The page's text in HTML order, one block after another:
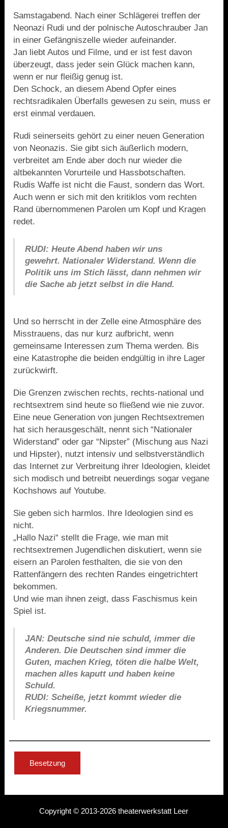
Samstagabend. Nach einer Schlägerei treffen der
Neonazi Rudi und der polnische Autoschrauber Jan
in einer Gefängniszelle wieder aufeinander.
Jan liebt Autos und Filme, und er ist fest davon
überzeugt, dass jeder sein Glück machen kann,
wenn er nur fleißig genug ist.
Den Schock, an diesem Abend Opfer eines
rechtsradikalen Überfalls gewesen zu sein, muss er
erst einmal verdauen.
Rudi seinerseits gehört zu einer neuen Generation
von Neonazis. Sie gibt sich äußerlich modern,
verbreitet am Ende aber doch nur wieder die
altbekannten Vorurteile und Hassbotschaften.
Rudis Waffe ist nicht die Faust, sondern das Wort.
Auch wenn er sich mit den kritiklos vom rechten
Rand übernommenen Parolen um Kopf und Kragen
redet.
RUDI: Heute Abend haben wir uns
gewehrt.Nationaler Widerstand. Wenn die
Politik uns im Stich lässt, dann nehmen wir
die Sache ab jetzt selbst in die Hand.
Und so herrscht in der Zelle eine Atmosphäre des
Misstrauens, das nur kurz aufbricht, wenn
gemeinsame Interessen zum Thema werden. Bis
eine Katastrophe die beiden endgültig in ihre Lager
zurückwirft.
Die Grenzen zwischen rechts, rechts-national und
rechtsextrem sind heute so fließend wie nie zuvor.
Eine neue Generation von jungen Rechtsextremen
hat sich herausgeschält, nennt sich “Nationaler
Widerstand” oder gar “Nipster” (Mischung aus Nazi
und Hipster), nutzt intensiv und selbstverständlich
das Internet zur Verbreitung ihrer Ideologien, kleidet
sich modisch und betreibt neuerdings sogar vegane
Kochshows auf Youtube.
Sie geben sich harmlos. Ihre Ideologien sind es
nicht.
„Hallo Nazi“ stellt die Frage, wie man mit
rechtsextremen Jugendlichen diskutiert, wenn sie
eisern an Parolen festhalten, die sie von den
Rattenfängern des rechten Randes eingetrichtert
bekommen.
Und wie man ihnen zeigt, dass Faschismus kein
Spiel ist.
JAN: Deutsche sind nie schuld, immer die
Anderen. Die Deutschen sind immer die
Guten, machen Krieg, töten die halbe Welt,
machen alles kaputt und haben keine
Schuld.
RUDI: Scheiße, jetzt kommt wieder die
Kriegsnummer.
Besetzung
Copyright © 2013-2026 theaterwerkstatt Leer